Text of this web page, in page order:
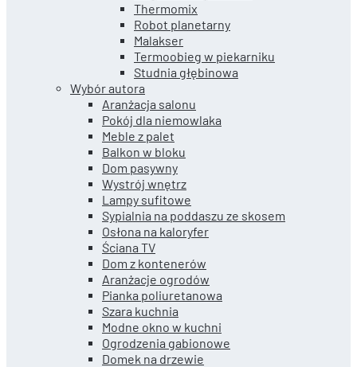
Thermomix
Robot planetarny
Malakser
Termoobieg w piekarniku
Studnia głębinowa
Wybór autora
Aranżacja salonu
Pokój dla niemowlaka
Meble z palet
Balkon w bloku
Dom pasywny
Wystrój wnętrz
Lampy sufitowe
Sypialnia na poddaszu ze skosem
Osłona na kaloryfer
Ściana TV
Dom z kontenerów
Aranżacje ogrodów
Pianka poliuretanowa
Szara kuchnia
Modne okno w kuchni
Ogrodzenia gabionowe
Domek na drzewie